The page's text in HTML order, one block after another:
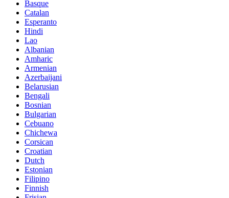
Basque
Catalan
Esperanto
Hindi
Lao
Albanian
Amharic
Armenian
Azerbaijani
Belarusian
Bengali
Bosnian
Bulgarian
Cebuano
Chichewa
Corsican
Croatian
Dutch
Estonian
Filipino
Finnish